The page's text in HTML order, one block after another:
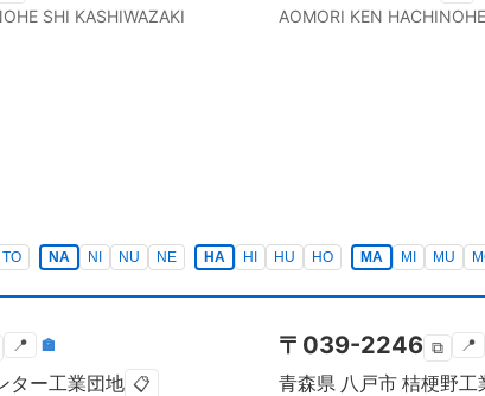
SHI KASHIWAZAKI AOMORI KEN
TO NA NI NU NE HA HI HU HO MA MI MU
📍 🏣
ター工業団地 📋
〒 039-2246 ⧉ 📍
青森県 八戸市 桔梗野工